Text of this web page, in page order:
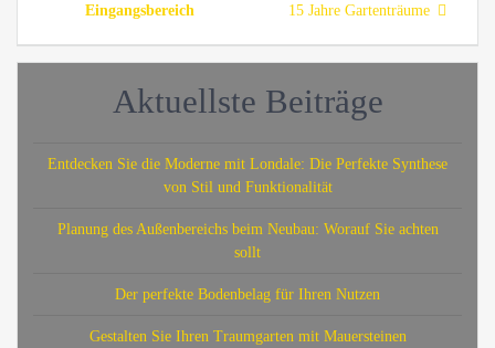
post:
Eingangsbereich
post:15 Jahre Gartenträume
Aktuellste Beiträge
Entdecken Sie die Moderne mit Londale: Die Perfekte Synthese
von Stil und Funktionalität
Planung des Außenbereichs beim Neubau: Worauf Sie achten
sollt
Der perfekte Bodenbelag für Ihren Nutzen
Gestalten Sie Ihren Traumgarten mit Mauersteinen